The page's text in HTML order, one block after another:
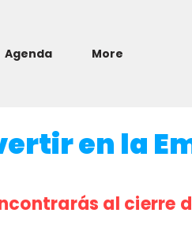
Agenda More
en la
al cierre